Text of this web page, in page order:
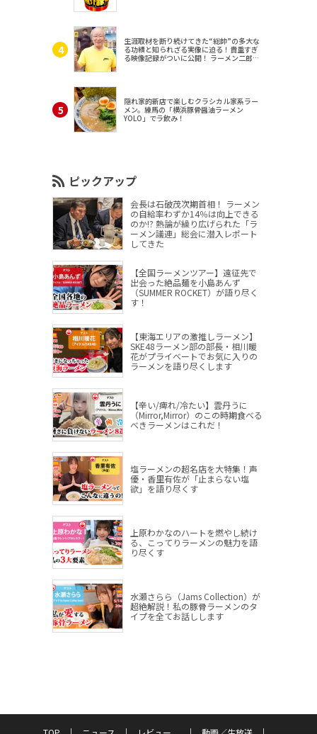
生涯取材を断り続けてきた“総帥”の多大な
る功績と知られざる実像に迫る！貴重すぎ
る映像記録がついに公開！ ラーメン二郎
隠れ家的新店で楽しむクラシカル家系ラー
メン。練馬の「横浜豚骨醤油ラーメン
YOLO」でラ飲み！
ピックアップ
会長は石破茂次期首相！ ラーメン
の自給率わずか14％は向上できる
のか!? 熱論が繰り広げられた「ラ
ーメン議連」総会に潜入レポート
してきた
【全国ラーメンツアー】遠征先で
出会った絶品麺を小島あんず
（SUMMER ROCKET）が語り尽く
す！
【東海エリアの激推しラーメン】
SKE48ラーメン部の部長・相川暖
花がプライベートでお気に入りの
ラーメンを語り尽くします
【辛い/痺れ/冷たい】雲丹うに
（Mirror,Mirror）のこの時期食べる
べきラーメンはこれだ！
塩ラーメンの超名店を大特集！声
優・香里有佐が「止まらない塩
欲」を語り尽くす
上原わかなのハートを燃やし続け
る、こってりラーメンの魅力を語
り尽くす
水瀬さらら（Jams Collection）が
超絶解説！私の豚骨ラーメンのタ
イプを全てお話しします